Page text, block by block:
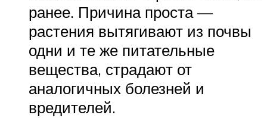
ранее. Причина проста —
растения вытягивают из почвы
одни и те же питательные
вещества, страдают от
аналогичных болезней и
вредителей.